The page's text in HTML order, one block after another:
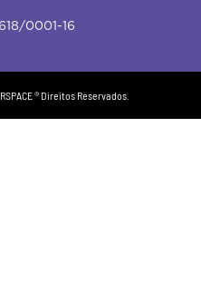
0001-16
® Direitos Reservados.